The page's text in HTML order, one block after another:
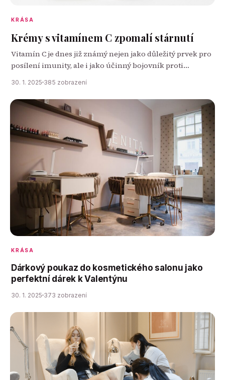
KRÁSA
Krémy s vitamínem C zpomalí stárnutí
Vitamín C je dnes již známý nejen jako důležitý prvek pro
posílení imunity, ale i jako účinný bojovník proti
30. 1. 2025 385 zobrazení
KRÁSA
Dárkový poukaz do kosmetického salonu jako
perfektní dárek k Valentýnu
30. 1. 2025 373 zobrazení